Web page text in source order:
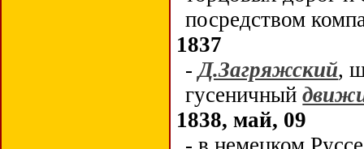
посредством
1837
-Д.Загряжский,
гусеничный
1838, май, 09